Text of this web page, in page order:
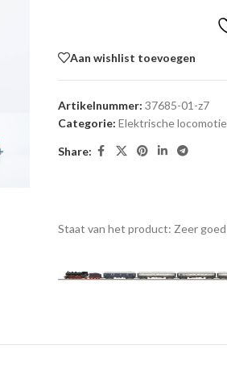
Aan wishlist toevoegen
Artikelnummer: 37685-01-z7
Categorie: Elektrische
Share:
Staat van het product: Zeer goed